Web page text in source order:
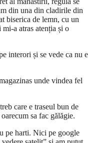
din una din cladirile din
biserica de lemn, cu un
a atras atenția și o
interori și se vede ca nu e
unde vindea fel
care e traseul bun de
sa fac gălăgie.
pe harti. Nici pe google